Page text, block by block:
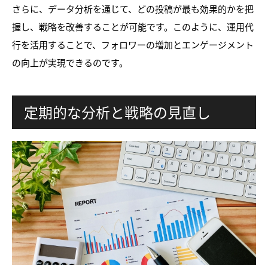
さらに、データ分析を通じて、どの投稿が最も効果的かを把
握し、戦略を改善することが可能です。このように、運用代
行を活用することで、フォロワーの増加とエンゲージメント
の向上が実現できるのです。
定期的な分析と戦略の見直し